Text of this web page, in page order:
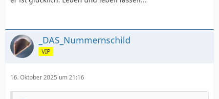
_DAS_Nummernschild
VIP
16. Oktober 2025 um 21:16